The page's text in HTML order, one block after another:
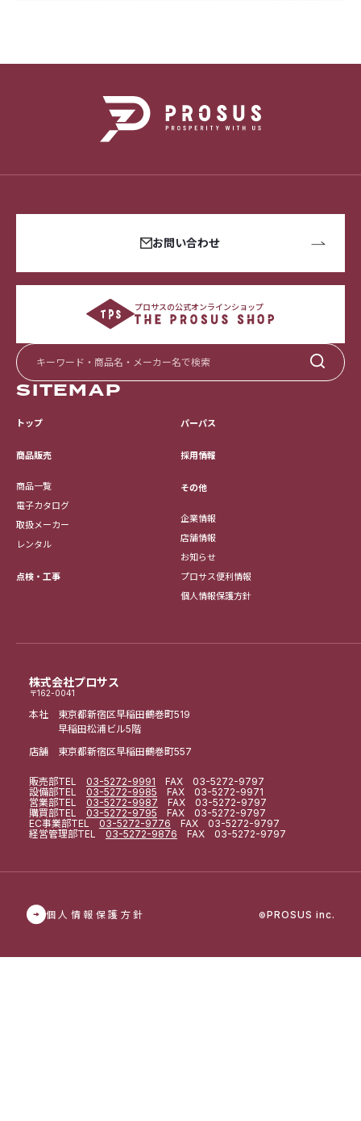
株式会社プロサス
〒162-0041
本社 東京都新宿区早稲田鶴巻町519
早稲田松浦ビル5階
店舗 東京都新宿区早稲田鶴巻町557
販売部TEL 03-5272-9991 FAX 03-5272-9797
設備部TEL 03-5272-9985 FAX 03-5272-9971
営業部TEL 03-5272-9987 FAX 03-5272-9797
購買部TEL 03-5272-9795 FAX 03-5272-9797
EC事業部TEL 03-5272-9776 FAX 03-5272-9797
経営管理部TEL 03-5272-9876 FAX 03-5272-9797
お問い合わせ
プロサスの公式オンラインショップ
SITEMAP
トップ
商品販売
商品一覧
電子カタログ
取扱メーカー
レンタル
点検・工事
パーパス
採用情報
その他
企業情報
店舗情報
お知らせ
プロサス便利情報
個人情報保護方針
個人情報保護方針 ©PROSUS inc.